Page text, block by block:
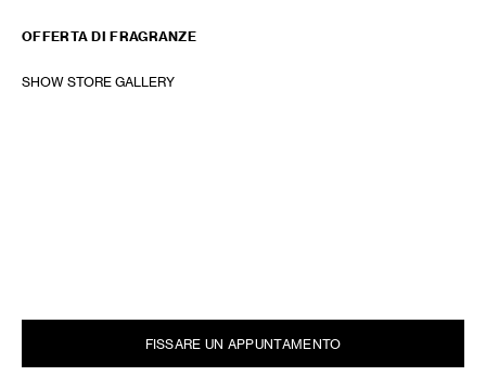
OFFERTA DI FRAGRANZE
SHOW STORE GALLERY
FISSARE UN APPUNTAMENTO